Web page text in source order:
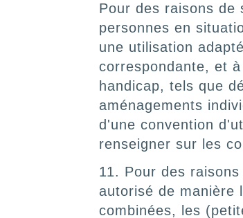
Pour des raisons
personnes en
une utilisation
correspondante, et
handicap, tels que
aménagements
d'une convention
renseigner sur les
11. Pour des
autorisé de manière
combinées, les